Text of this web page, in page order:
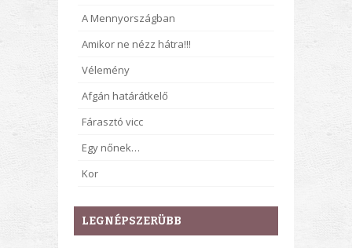
A Mennyországban
Amikor ne nézz hátra!!!
Vélemény
Afgán határátkelő
Fárasztó vicc
Egy nőnek…
Kor
LEGNÉPSZERÜBB